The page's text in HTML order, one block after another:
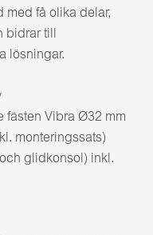
få olika delar,
till
lösningar.
fästen Vibra Ø32 mm
monteringssats)
glidkonsol) inkl.